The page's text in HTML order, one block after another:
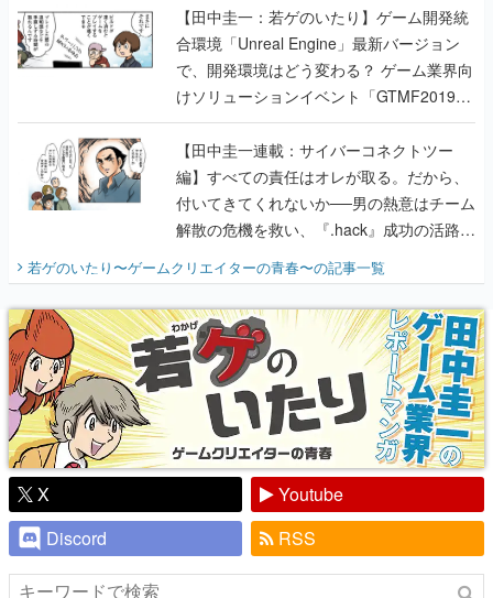
けソリューションイベント「GTMF2019」
に行って、より理解を深めよう【PR】
【田中圭一連載：サイバーコネクトツー
編】すべての責任はオレが取る。だから、
付いてきてくれないか──男の熱意はチーム
解散の危機を救い、『.hack』成功の活路を
開く。業界の快男児・松山 洋に流れる血は
『少年ジャンプ』色だった【若ゲのいた
り】
若ゲのいたり〜ゲームクリエイターの青春〜の記事一覧
X
Youtube
Discord
RSS
ピックアップ